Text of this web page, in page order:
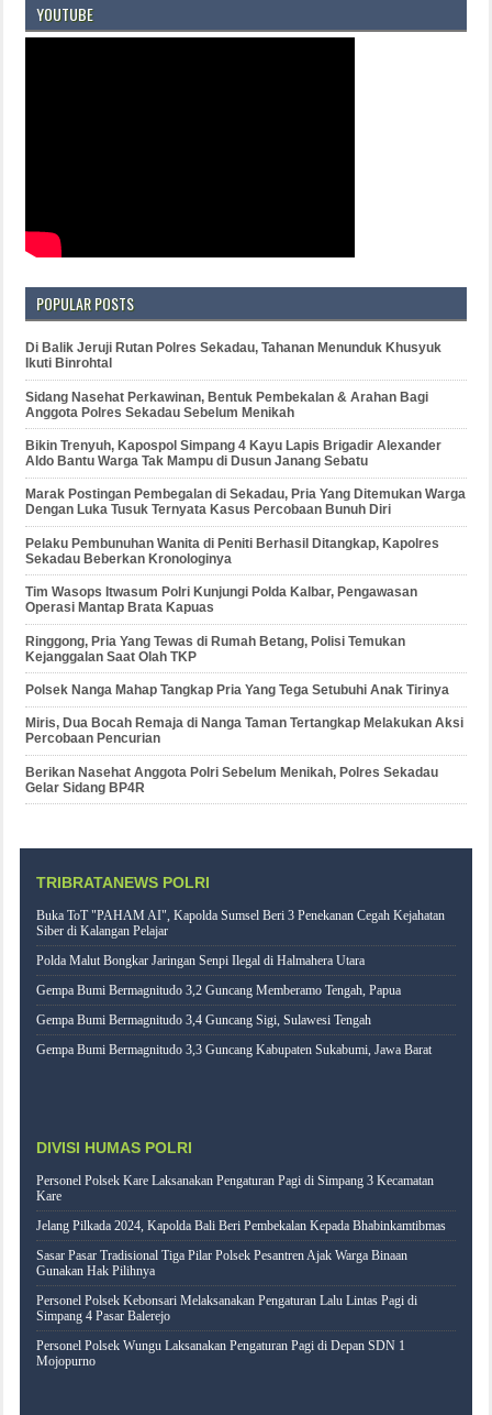
YOUTUBE
POPULAR POSTS
Di Balik Jeruji Rutan Polres Sekadau, Tahanan Menunduk Khusyuk
Ikuti Binrohtal
Sidang Nasehat Perkawinan, Bentuk Pembekalan & Arahan Bagi
Anggota Polres Sekadau Sebelum Menikah
Bikin Trenyuh, Kapospol Simpang 4 Kayu Lapis Brigadir Alexander
Aldo Bantu Warga Tak Mampu di Dusun Janang Sebatu
Marak Postingan Pembegalan di Sekadau, Pria Yang Ditemukan Warga
Dengan Luka Tusuk Ternyata Kasus Percobaan Bunuh Diri
Pelaku Pembunuhan Wanita di Peniti Berhasil Ditangkap, Kapolres
Sekadau Beberkan Kronologinya
Tim Wasops Itwasum Polri Kunjungi Polda Kalbar, Pengawasan
Operasi Mantap Brata Kapuas
Ringgong, Pria Yang Tewas di Rumah Betang, Polisi Temukan
Kejanggalan Saat Olah TKP
Polsek Nanga Mahap Tangkap Pria Yang Tega Setubuhi Anak Tirinya
Miris, Dua Bocah Remaja di Nanga Taman Tertangkap Melakukan Aksi
Percobaan Pencurian
Berikan Nasehat Anggota Polri Sebelum Menikah, Polres Sekadau
Gelar Sidang BP4R
TRIBRATANEWS POLRI
Buka ToT "PAHAM AI", Kapolda Sumsel Beri 3 Penekanan Cegah Kejahatan
Siber di Kalangan Pelajar
Polda Malut Bongkar Jaringan Senpi Ilegal di Halmahera Utara
Gempa Bumi Bermagnitudo 3,2 Guncang Memberamo Tengah, Papua
Gempa Bumi Bermagnitudo 3,4 Guncang Sigi, Sulawesi Tengah
Gempa Bumi Bermagnitudo 3,3 Guncang Kabupaten Sukabumi, Jawa Barat
DIVISI HUMAS POLRI
Personel Polsek Kare Laksanakan Pengaturan Pagi di Simpang 3 Kecamatan
Kare
Jelang Pilkada 2024, Kapolda Bali Beri Pembekalan Kepada Bhabinkamtibmas
Sasar Pasar Tradisional Tiga Pilar Polsek Pesantren Ajak Warga Binaan
Gunakan Hak Pilihnya
Personel Polsek Kebonsari Melaksanakan Pengaturan Lalu Lintas Pagi di
Simpang 4 Pasar Balerejo
Personel Polsek Wungu Laksanakan Pengaturan Pagi di Depan SDN 1
Mojopurno